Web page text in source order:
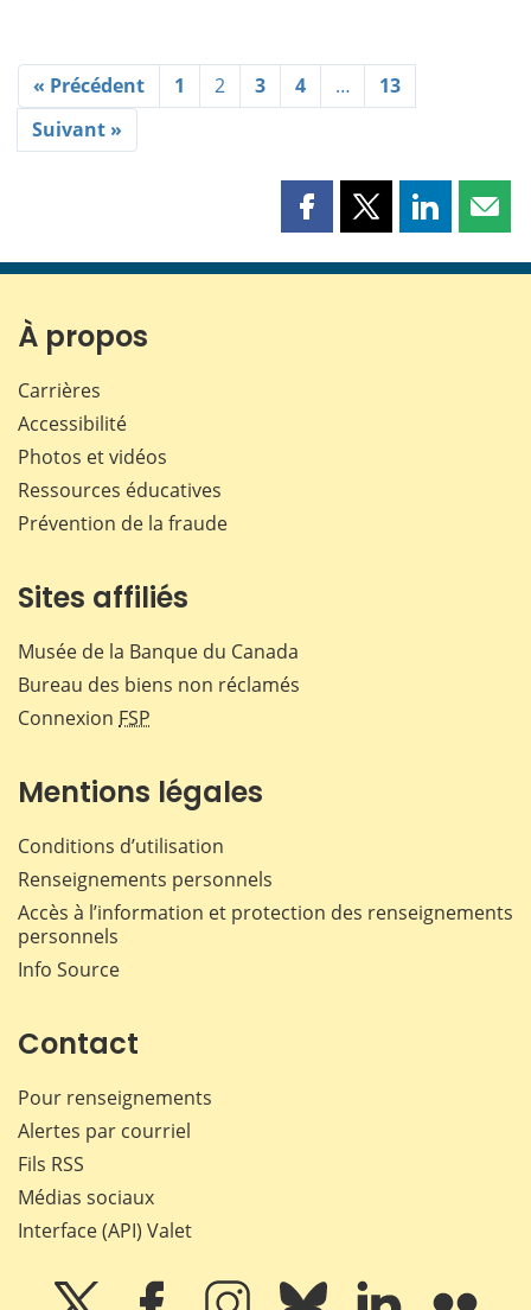
« Précédent 1 2 3 4 …
13
Suivant »
Partager
page
Partager
page
Partager
page page
À propos
Carrières
Accessibilité
Photos et vidéos
Ressources éducatives
Prévention de la fraude
Sites affiliés
Musée de la Banque du Canada
Bureau des biens non réclamés
Connexion FSP
Mentions légales
Conditions d’utilisation
Renseignements personnels
Accès à l’information et protection des renseignements
personnels
Info Source
Contact
Pour renseignements
Alertes par courriel
Fils RSS
Médias sociaux
Interface (API) Valet